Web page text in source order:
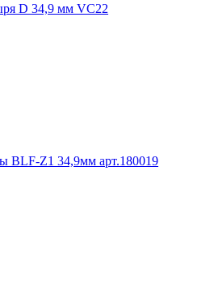
D 34,9 мм VC22
BLF-Z1 34,9мм арт.180019